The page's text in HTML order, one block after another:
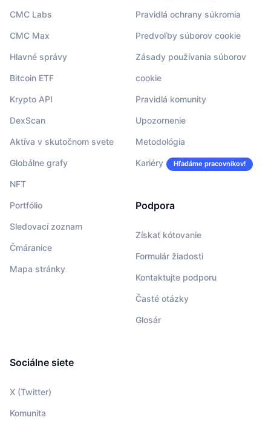
CMC Labs
CMC Max
Hlavné správy
Bitcoin ETF
Krypto API
DexScan
Aktíva v skutočnom svete
Globálne grafy
NFT
Portfólio
Sledovací zoznam
Čmáranice
Mapa stránky
Pravidlá ochrany súkromia
Predvoľby súborov cookie
Zásady používania súborov
cookie
Pravidlá komunity
Upozornenie
Metodológia
Kariéry Hľadáme pracovníkov!
Podpora
Získať kótovanie
Formulár žiadosti
Kontaktujte podporu
Časté otázky
Glosár
Sociálne siete
X (Twitter)
Komunita